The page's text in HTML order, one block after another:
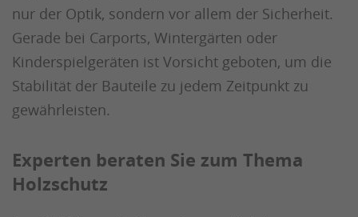
nur der Optik, sondern vor allem der Sicherheit.
Gerade bei Carports, Wintergärten oder
Kinderspielgeräten ist Vorsicht geboten, um die
Stabilität der Bauteile zu jedem Zeitpunkt zu
gewährleisten.
Experten beraten Sie zum Thema
Holzschutz